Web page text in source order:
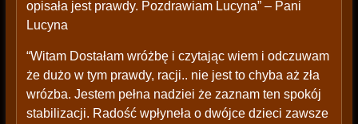
opisała jest prawdy. Pozdrawiam Lucyna” – Pani
Lucyna
“Witam Dostałam wróżbę i czytając wiem i odczuwam
że dużo w tym prawdy, racji.. nie jest to chyba aż zła
wrózba. Jestem pełna nadziei że zaznam ten spokój
stabilizacji. Radość wpłyneła o dwójce dzieci zawsze